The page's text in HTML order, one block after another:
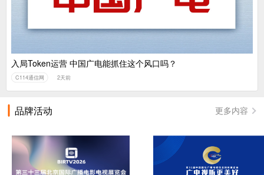
入局Token运营 中国广电能抓住这个风口吗？
C114通信网 2天前
品牌活动 更多内容